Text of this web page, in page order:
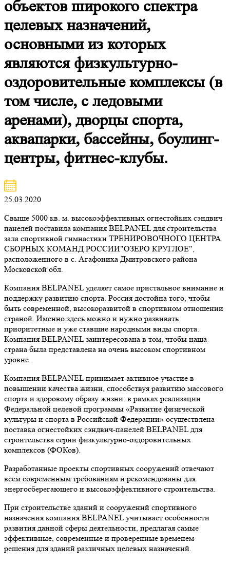
объектов широкого спектра
целевых назначений,
основными из которых
являются физкультурно-
оздоровительные комплексы (в
том числе, с ледовыми
аренами), дворцы спорта,
аквапарки, бассейны, боулинг-
центры, фитнес-клубы.
25.03.2020
Свыше 5000 кв. м. высокоэффективных огнестойких сэндвич
панелей поставила компания BELPANEL для строительства
зала спортивной гимнастики ТРЕНИРОВОЧНОГО ЦЕНТРА
СБОРНЫХ КОМАНД РОССИИ"ОЗЕРО КРУГЛОЕ",
расположенного в с. Агафониха Дмитровского района
Московской обл.
Компания BELPANEL уделяет самое пристальное внимание и
поддержку развитию спорта. Россия достойна того, чтобы
быть современной, высокоразвитой в спортивном отношении
страной. Именно здесь можно и нужно развивать
приоритетные и уже ставшие народными виды спорта.
Компания BELPANEL заинтересована в том, чтобы наша
страна была представлена на очень высоком спортивном
уровне.
Компания BELPANEL принимает активное участие в
повышении качества жизни, способствуя развитию массового
спорта и здоровому образу жизни: в рамках реализации
Федеральной целевой программы «Развитие физической
культуры и спорта в Российской Федерации» осуществлена
поставка огнестойких сэндвич-панелей BELPANEL для
строительства серии физкультурно-оздоровительных
комплексов (ФОКов).
Разработанные проекты спортивных сооружений отвечают
всем современным требованиям и рекомендованы для
энергосберегающего и высокоэффективного строительства.
При строительстве зданий и сооружений спортивного
назначения компания BELPANEL учитывает особенности
развития данной сферы деятельности, предлагая самые
эффективные, современные и проверенные временем
решения для зданий различных целевых назначений.